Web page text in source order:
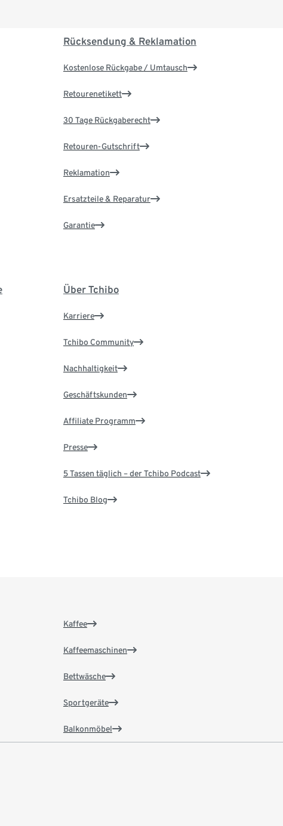
Rücksendung & Reklamation
Kostenlose Rückgabe / Umtausch
Retourenetikett
30 Tage Rückgaberecht
Retouren-Gutschrift
Reklamation
Ersatzteile & Reparatur
Garantie
Über Tchibo
Karriere
Tchibo Community
Nachhaltigkeit
Geschäftskunden
Affiliate Programm
Presse
5 Tassen täglich – der Tchibo Podcast
Tchibo Blog
Kaffee
Kaffeemaschinen
Bettwäsche
Sportgeräte
Balkonmöbel